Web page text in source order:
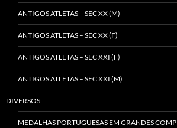
ANTIGOS ATLETAS – SEC XX (M)
ANTIGOS ATLETAS – SEC XX (F)
ANTIGOS ATLETAS – SEC XXI (F)
ANTIGOS ATLETAS – SEC XXI (M)
DIVERSOS
MEDALHAS PORTUGUESAS EM GRANDES